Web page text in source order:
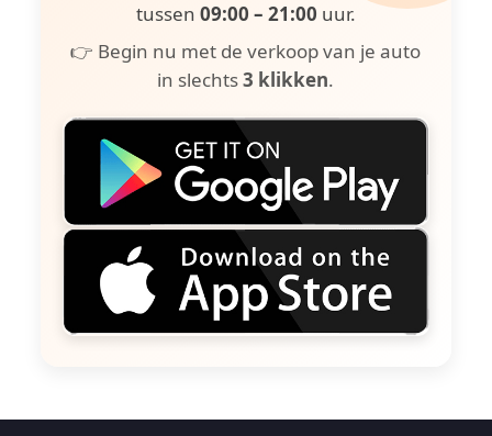
tussen 09:00 – 21:00 uur.
👉 Begin nu met de verkoop van je auto
in slechts3 klikken.